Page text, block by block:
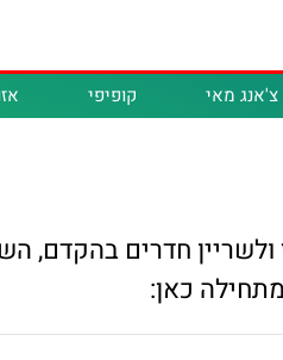
צ'אנג מאי קופיפי
חדרים בהקדם,
כאן: